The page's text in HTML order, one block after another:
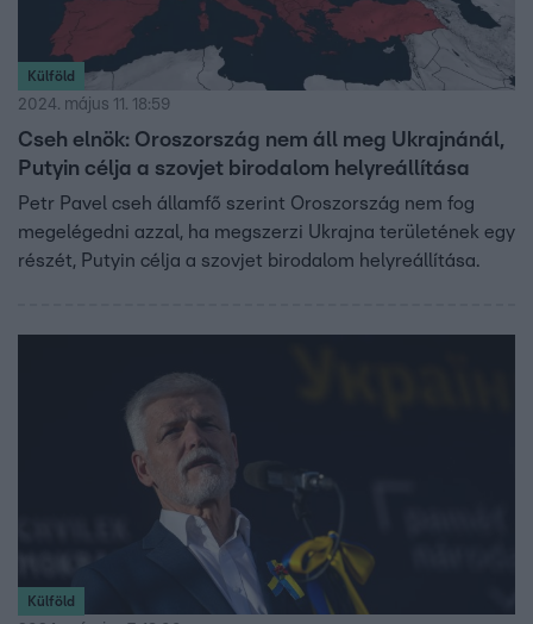
Külföld
2024. május 11. 18:59
Cseh elnök: Oroszország nem áll meg Ukrajnánál,
Putyin célja a szovjet birodalom helyreállítása
Petr Pavel cseh államfő szerint Oroszország nem fog
megelégedni azzal, ha megszerzi Ukrajna területének egy
részét, Putyin célja a szovjet birodalom helyreállítása.
Külföld